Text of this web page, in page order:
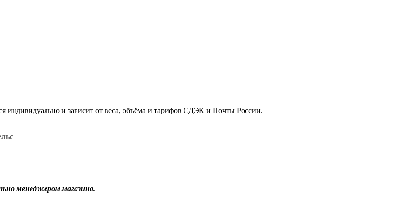
индивидуально и зависит от веса, объёма и тарифов СДЭК и Почты России.
менеджером магазина.